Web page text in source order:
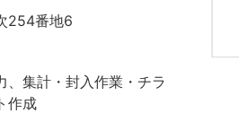
254番地6
、集計・封入作業・チラ
作成